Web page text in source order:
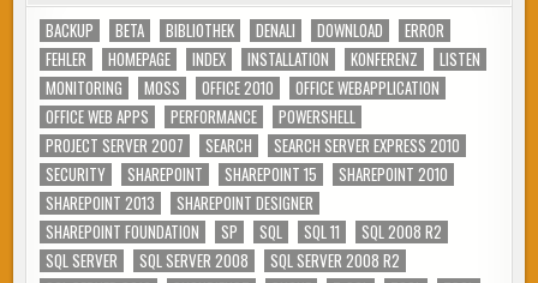
BACKUP BETA BIBLIOTHEK DENALI DOWNLOAD
ERROR
FEHLER
HOMEPAGE INDEX INSTALLATION KONFERENZ
LISTEN
MONITORING
MOSS OFFICE 2010
OFFICE WEBAPPLICATION
OFFICE WEB APPS
PERFORMANCE
POWERSHELL
PROJECT SERVER 2007
SEARCH
SEARCH SERVER EXPRESS 2010
SECURITY
SHAREPOINT SHAREPOINT 15
SHAREPOINT 2010
SHAREPOINT 2013
SHAREPOINT DESIGNER
SHAREPOINT FOUNDATION
SP SQL SQL 11
SQL 2008 R2
SQL SERVER
SQL SERVER 2008
SQL SERVER 2008 R2